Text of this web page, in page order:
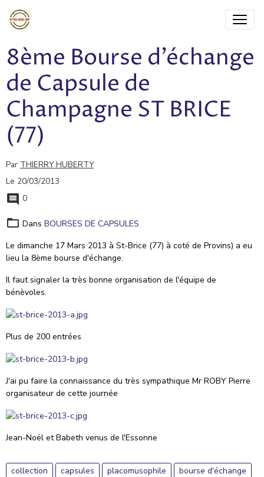
8ème Bourse d'échange
de Capsule de
Champagne ST BRICE
(77)
Par THIERRY HUBERTY
Le 20/03/2013
0
Dans BOURSES DE CAPSULES
Le dimanche 17 Mars 2013 à St-Brice (77) à coté de Provins) a eu
lieu la 8ème bourse d'échange.
Il faut signaler la très bonne organisation de l'équipe de
bénèvoles.
Plus de 200 entrées
J'ai pu faire la connaissance du très sympathique Mr ROBY Pierre
organisateur de cette journée
Jean-Noël et Babeth venus de l'Essonne
collection capsules placomusophile
bourse d'échange